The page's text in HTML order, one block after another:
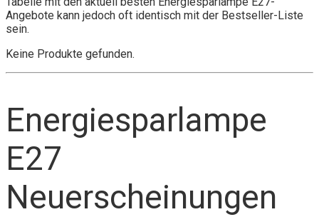
Angebote kann jedoch oft identisch mit der Bestseller-Liste
sein.
Keine Produkte gefunden.
Energiesparlampe
E27
Neuerscheinungen